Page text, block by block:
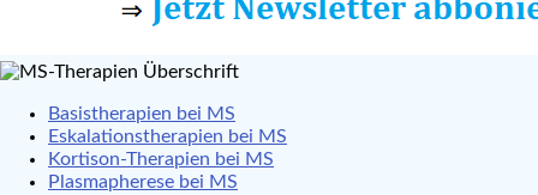
Basistherapien bei MS
Eskalationstherapien bei MS
Kortison-Therapien bei MS
Plasmapherese bei MS